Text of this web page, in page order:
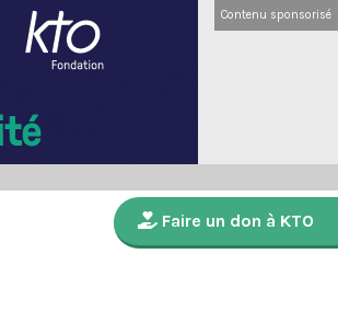
Contenu sponsorisé
Faire un don à KTO